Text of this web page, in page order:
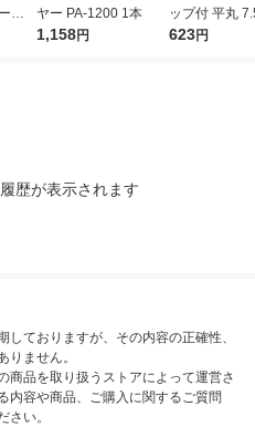
ル
ヤー PA-1200 1本
1,158円
ップ付 平丸
541 1個
623円
歴が表示されます
ておりますが、その内容の正確性、
りません。
商品を取り扱うストアによって運営さ
内容や商品、ご購入に関するご質問
さい。